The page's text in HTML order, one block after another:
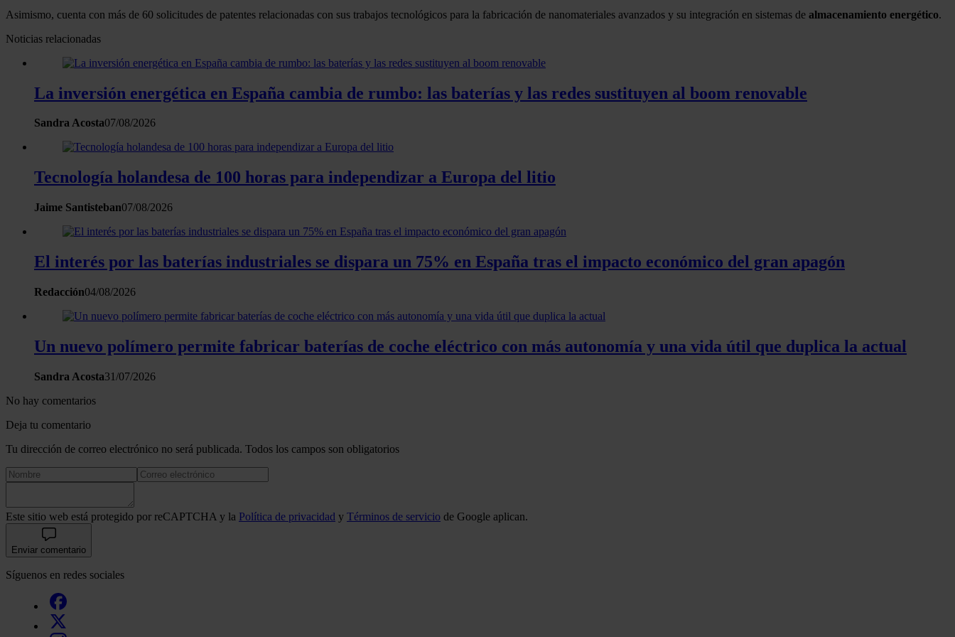
Asimismo, cuenta con más de 60 solicitudes de patentes relacionadas con sus trabajos tecnológicos para la fabricación de nanomateriales avanzados y su integración en sistemas de almacenamiento energético.
Noticias relacionadas
La inversión energética en España cambia de rumbo: las baterías y las redes sustituyen al boom renovable
Sandra Acosta07/08/2026
Tecnología holandesa de 100 horas para independizar a Europa del litio
Jaime Santisteban07/08/2026
El interés por las baterías industriales se dispara un 75% en España tras el impacto económico del gran apagón
Redacción04/08/2026
Un nuevo polímero permite fabricar baterías de coche eléctrico con más autonomía y una vida útil que duplica la actual
Sandra Acosta31/07/2026
No hay comentarios
Deja tu comentario
Tu dirección de correo electrónico no será publicada. Todos los campos son obligatorios
Este sitio web está protegido por reCAPTCHA y la Política de privacidad y Términos de servicio de Google aplican.
Enviar comentario
Síguenos en redes sociales